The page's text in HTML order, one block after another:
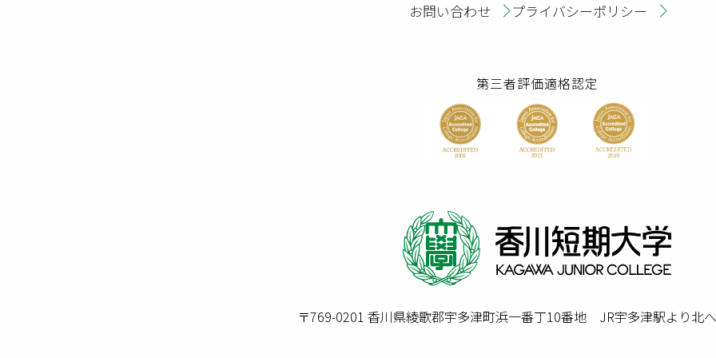
お問い合わせ プライバシーポリシー
第三者評価適格認定
〒769-0201 香川県綾歌郡宇多津町浜一番丁10番地 JR宇多津駅より北